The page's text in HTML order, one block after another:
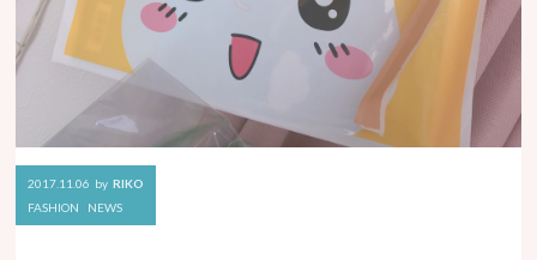
2017.11.06 by RIKO
FASHION
NEWS